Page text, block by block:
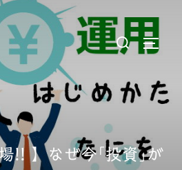
検
索
象:
!! 】なぜ今｢投資｣が